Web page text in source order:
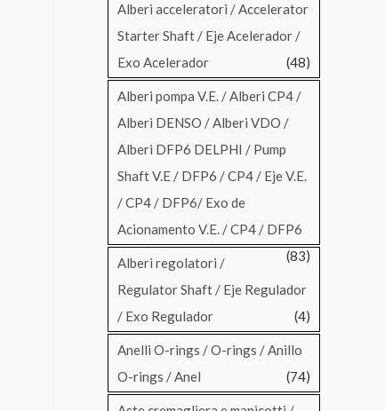
Alberi acceleratori / Accelerator
Starter Shaft / Eje Acelerador /
Exo Acelerador
(48)
Alberi pompa V.E. / Alberi CP4 /
Alberi DENSO / Alberi VDO /
Alberi DFP6 DELPHI / Pump
Shaft V.E / DFP6 / CP4 / Eje V.E.
/ CP4 / DFP6/ Exo de
Acionamento V.E. / CP4 / DFP6
(83)
Alberi regolatori /
Regulator Shaft / Eje Regulador
/ Exo Regulador
(4)
Anelli O-rings / O-rings / Anillo
O-rings / Anel
(74)